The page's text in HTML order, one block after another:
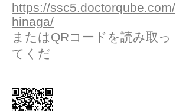
https://ssc5.doctorqube.com/
hinaga/
またはQRコードを読み取っ
てくだ